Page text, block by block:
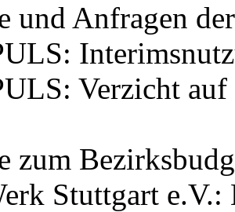
und Anfragen
Verzicht
zum
Stuttgart